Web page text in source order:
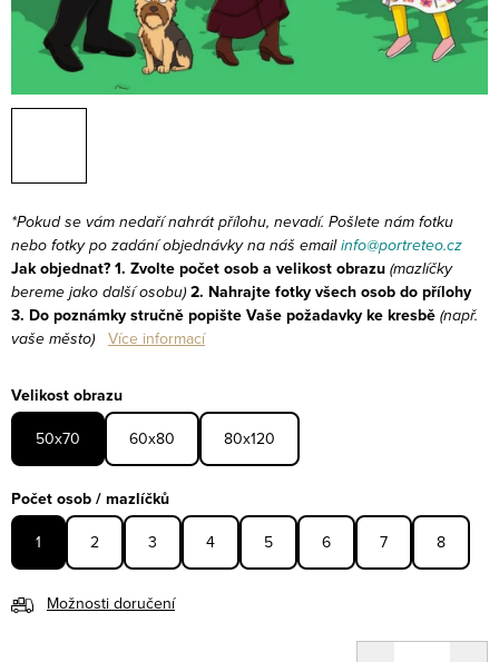
*Pokud se vám nedaří nahrát přílohu, nevadí. Pošlete nám fotku
nebo fotky po zadání objednávky na náš emailinfo@portreteo.cz
Jak objednat?1. Zvolte počet osob a velikost obrazu(mazlíčky
bereme jako další osobu)2. Nahrajte fotky všech osob do přílohy
3. Do poznámky stručně popište Vaše požadavky ke kresbě(např.
vaše město) Více informací
Velikost obrazu
50x70 60x80 80x120
Počet osob / mazlíčků
1 2 3 4 5 6 7 8
Možnosti doručení